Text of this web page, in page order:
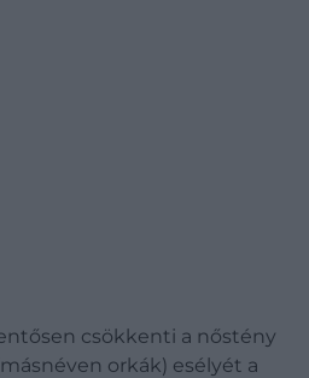
csökkenti a nőstény
orkák) esélyét a